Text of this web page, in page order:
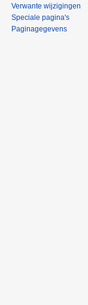
Verwante wijzigingen
Speciale pagina's
Paginagegevens